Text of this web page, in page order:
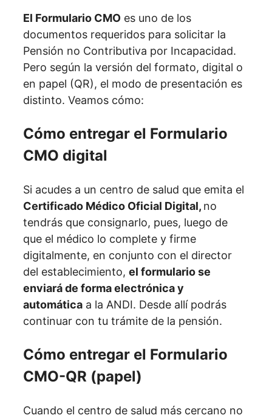
El Formulario CMO es uno de los
documentos requeridos para solicitar la
Pensión no Contributiva por Incapacidad.
Pero según la versión del formato, digital o
en papel (QR), el modo de presentación es
distinto. Veamos cómo:
Cómo entregar el Formulario
CMO digital
Si acudes a un centro de salud que emita el
Certificado Médico Oficial Digital, no
tendrás que consignarlo, pues, luego de
que el médico lo complete y firme
digitalmente, en conjunto con el director
del establecimiento, el formulario se
enviará de forma electrónica y
automática a la ANDI. Desde allí podrás
continuar con tu trámite de la pensión.
Cómo entregar el Formulario
CMO-QR (papel)
Cuando el centro de salud más cercano no